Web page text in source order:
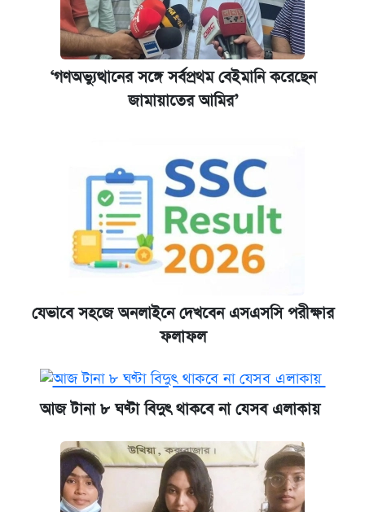
‘গণঅভ্যুত্থানের সঙ্গে সর্বপ্রথম বেইমানি করেছেন
জামায়াতের আমির’
যেভাবে সহজে অনলাইনে দেখবেন এসএসসি পরীক্ষার
ফলাফল
আজ টানা ৮ ঘণ্টা বিদুৎ থাকবে না যেসব এলাকায়